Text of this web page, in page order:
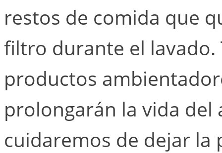
restos de comida que
filtro durante el
productos
prolongarán la vida del
cuidaremos de dejar